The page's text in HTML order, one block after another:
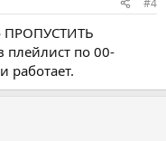
ПРОПУСТИТЬ
по 00-
работает.